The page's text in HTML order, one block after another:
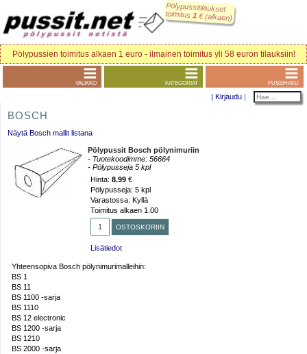
Pölypussitilaukset
toimitus1 €(alkaen)
Pölypussien toimitus alkaen 1 euro - ilmainen toimitus yli 58 euron tilauksiin!
VALIKKO KATEGORIAT PUSSIHAKU
| Kirjaudu |
BOSCH
Näytä Bosch mallit listana
Pölypussit Bosch pölynimuriin
- Tuotekoodimme: 56664
- Pölypusseja 5 kpl
Hinta: 8.99 €
Pölypusseja: 5 kpl
Varastossa: Kyllä
Toimitus alkaen 1.00
Lisätiedot
Yhteensopiva Bosch pölynimurimalleihin:
BS 1
BS 11
BS 1100 -sarja
BS 1110
BS 12 electronic
BS 1200 -sarja
BS 1210
BS 2000 -sarja